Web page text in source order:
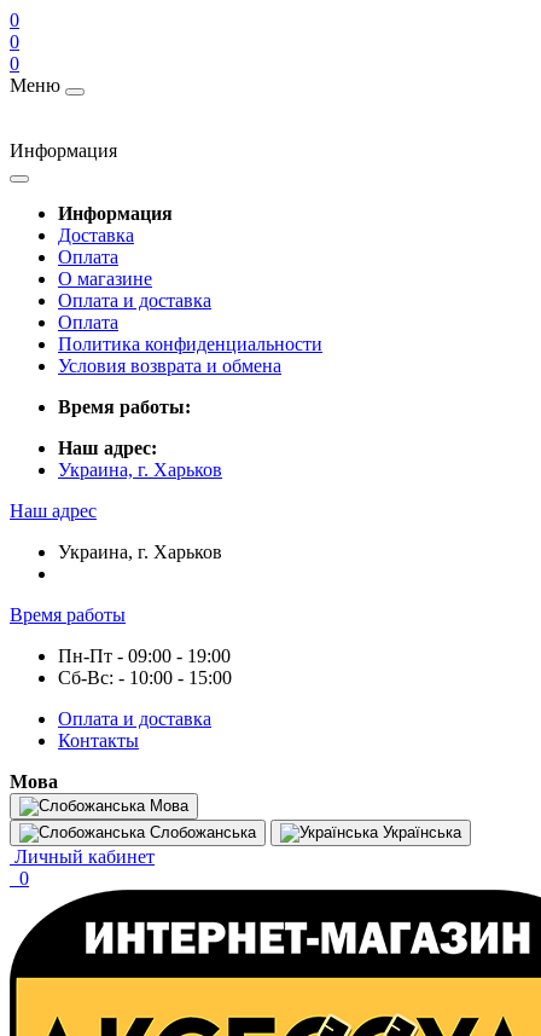
0
0
0
Меню
Информация
Информация
Доставка
Оплата
О магазине
Оплата и доставка
Оплата
Политика конфиденциальности
Условия возврата и обмена
Время работы:
Наш адрес:
Украина, г. Харьков
Наш адрес
Украина, г. Харьков
Время работы
Пн-Пт - 09:00 - 19:00
Сб-Вс: - 10:00 - 15:00
Оплата и доставка
Контакты
Мова
Мова
Слобожанська
Українська
Личный кабинет
0